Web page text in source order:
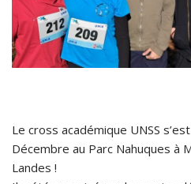
Le cross académique UNSS
Décembre au Parc Nahuques à
Landes !